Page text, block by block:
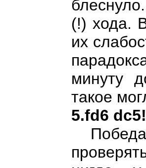
(!) хода.
их
минуту
такое
5.fd6